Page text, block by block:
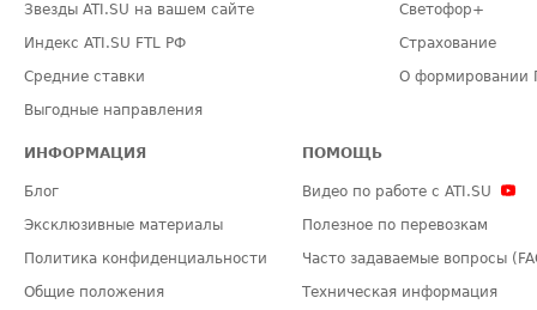
Звезды ATI.SU на вашем сайте
Индекс ATI.SU FTL РФ
Средние ставки
Выгодные направления
Светофор+
Страхование
О формировании
ИНФОРМАЦИЯ
Блог
Эксклюзивные материалы
Политика конфиденциальности
Общие положения
ПОМОЩЬ
Видео по работе с ATI.SU
Полезное по перевозкам
Часто задаваемые вопросы
Техническая информация